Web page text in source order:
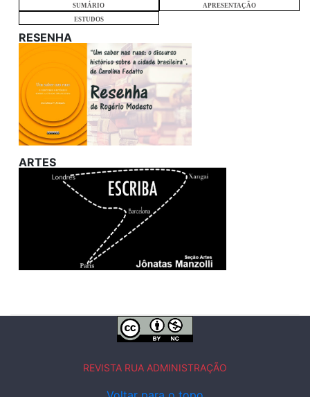
SUMÁRIO
APRESENTAÇÃO
ESTUDOS
RESENHA
ARTES
REVISTA RUA ADMINISTRAÇÃO